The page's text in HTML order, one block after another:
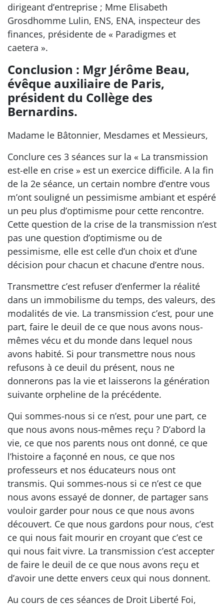
dirigeant d’entreprise ; Mme Elisabeth
Grosdhomme Lulin, ENS, ENA, inspecteur des
finances, présidente de « Paradigmes et
caetera ».
Conclusion : Mgr Jérôme Beau,
évêque auxiliaire de Paris,
président du Collège des
Bernardins.
Madame le Bâtonnier, Mesdames et Messieurs,
Conclure ces 3 séances sur la « La transmission
est-elle en crise » est un exercice difficile. A la fin
de la 2e séance, un certain nombre d’entre vous
m’ont souligné un pessimisme ambiant et espéré
un peu plus d’optimisme pour cette rencontre.
Cette question de la crise de la transmission n’est
pas une question d’optimisme ou de
pessimisme, elle est celle d’un choix et d’une
décision pour chacun et chacune d’entre nous.
Transmettre c’est refuser d’enfermer la réalité
dans un immobilisme du temps, des valeurs, des
modalités de vie. La transmission c’est, pour une
part, faire le deuil de ce que nous avons nous-
mêmes vécu et du monde dans lequel nous
avons habité. Si pour transmettre nous nous
refusons à ce deuil du présent, nous ne
donnerons pas la vie et laisserons la génération
suivante orpheline de la précédente.
Qui sommes-nous si ce n’est, pour une part, ce
que nous avons nous-mêmes reçu ? D’abord la
vie, ce que nos parents nous ont donné, ce que
l’histoire a façonné en nous, ce que nos
professeurs et nos éducateurs nous ont
transmis. Qui sommes-nous si ce n’est ce que
nous avons essayé de donner, de partager sans
vouloir garder pour nous ce que nous avons
découvert. Ce que nous gardons pour nous, c’est
ce qui nous fait mourir en croyant que c’est ce
qui nous fait vivre. La transmission c’est accepter
de faire le deuil de ce que nous avons reçu et
d’avoir une dette envers ceux qui nous donnent.
Au cours de ces séances de Droit Liberté Foi,